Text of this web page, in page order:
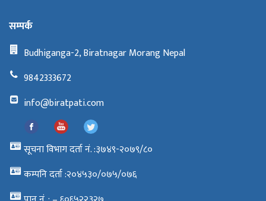
सम्पर्क
Budhiganga-2, Biratnagar Morang Nepal
9842333672
info@biratpati.com
सूचना विभाग दर्ता नं. :३७४९-२०७९/८०
कम्पनि दर्ता :२०४५३०/०७५/०७६